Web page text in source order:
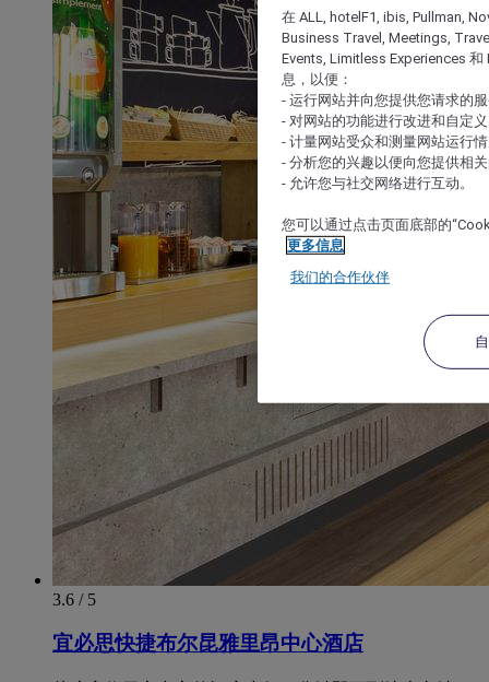
3.6 / 5
宜必思快捷布尔昆雅里昂中心酒店
在 ALL, hotelF1, ibis, Pullman,
Business Travel, Meetings,
Events, Limitless Experiences 和
息，以便：
- 运行网站并向您提供您请求的
- 对网站的功能进行改进和自定义
- 计量网站受众和测量网站运行
- 分析您的兴趣以便向您提供相
- 允许您与社交网络进行互动。
您可以通过点击页面底部的
更多信息
我们的合作伙伴